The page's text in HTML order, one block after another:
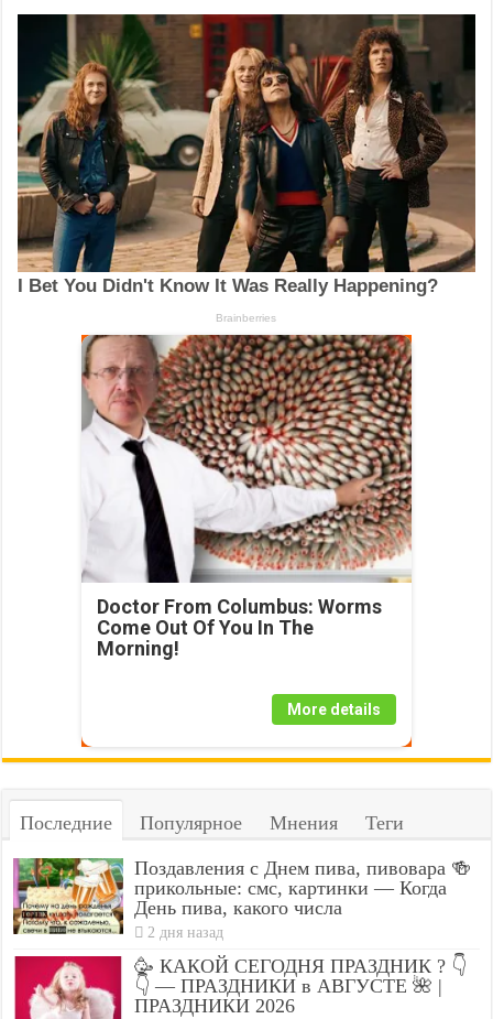
Doctor From Columbus: Worms
Come Out Of You In The
Morning!
More details
Последние Популярное Мнения Теги
Поздавления с Днем пива, пивовара 🍻
прикольные: смс, картинки — Когда
День пива, какого числа
2 дня назад
🥳 КАКОЙ СЕГОДНЯ ПРАЗДНИК ? 👇
👇 — ПРАЗДНИКИ в АВГУСТЕ 🌺 |
ПРАЗДНИКИ 2026